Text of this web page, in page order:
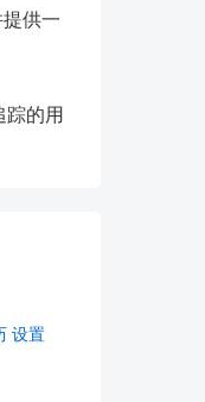
供一
踪的用
设置